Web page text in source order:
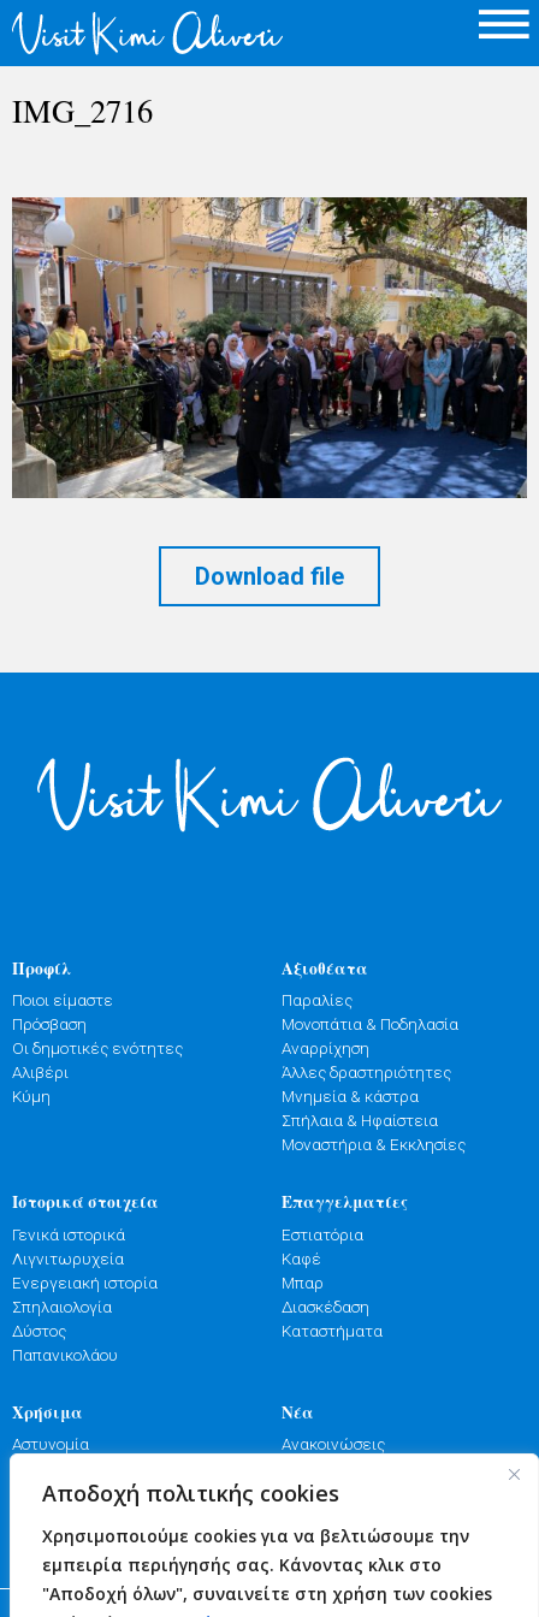
Αποδοχή πολιτικής cookies
Χρησιμοποιούμε cookies για να βελτιώσουμε την
εμπειρία περιήγησής σας. Κάνοντας κλικ στο
"Αποδοχή όλων", συναινείτε στη χρήση των cookies
IMG_2716
Download file
Προφίλ
Ποιοι είμαστε
Πρόσβαση
Οι δημοτικές ενότητες
Αλιβέρι
Κύμη
Αξιοθέατα
Παραλίες
Μονοπάτια & Ποδηλασία
Αναρρίχηση
Άλλες δραστηριότητες
Μνημεία & κάστρα
Σπήλαια & Ηφαίστεια
Μοναστήρια & Εκκλησίες
Ιστορικά στοιχεία
Γενικά ιστορικά
Λιγνιτωρυχεία
Ενεργειακή ιστορία
Σπηλαιολογία
Δύστος
Παπανικολάου
Επαγγελματίες
Εστιατόρια
Καφέ
Μπαρ
Διασκέδαση
Καταστήματα
Χρήσιμα
Αστυνομία
Πυροσβεστική
Υγεία
Νέα
Ανακοινώσεις
Γιορτές
Επικοινωνία